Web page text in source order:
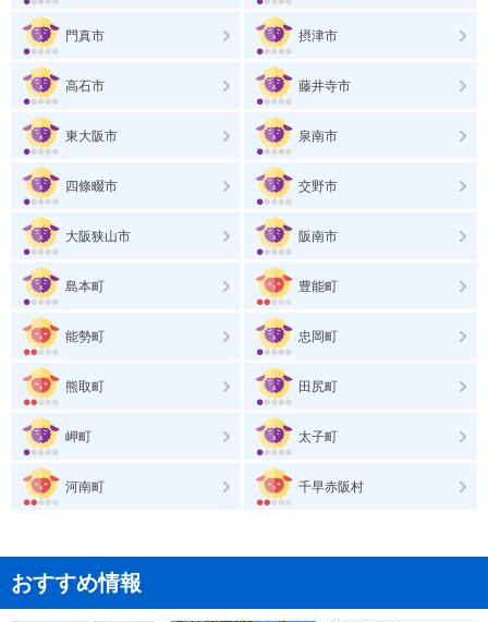
門真市 摂津市
高石市 藤井寺市
東大阪市 泉南市
四條畷市 交野市
大阪狭山市 阪南市
島本町 豊能町
能勢町 忠岡町
熊取町 田尻町
岬町 太子町
河南町 千早赤阪村
おすすめ情報